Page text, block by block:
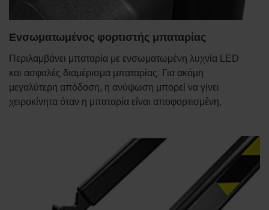
Ενσωματωμένος φορτιστής μπαταρίας
Περιλαμβάνει μπαταρία με ενσωματωμένη λυχνία LED
και ασφαλές διαμέρισμα μπαταρίας. Για ακόμη
μεγαλύτερη απόδοση, η ανύψωση μπορεί να γίνει
χειροκίνητα όταν η μπαταρία είναι αποφορτισμένη.